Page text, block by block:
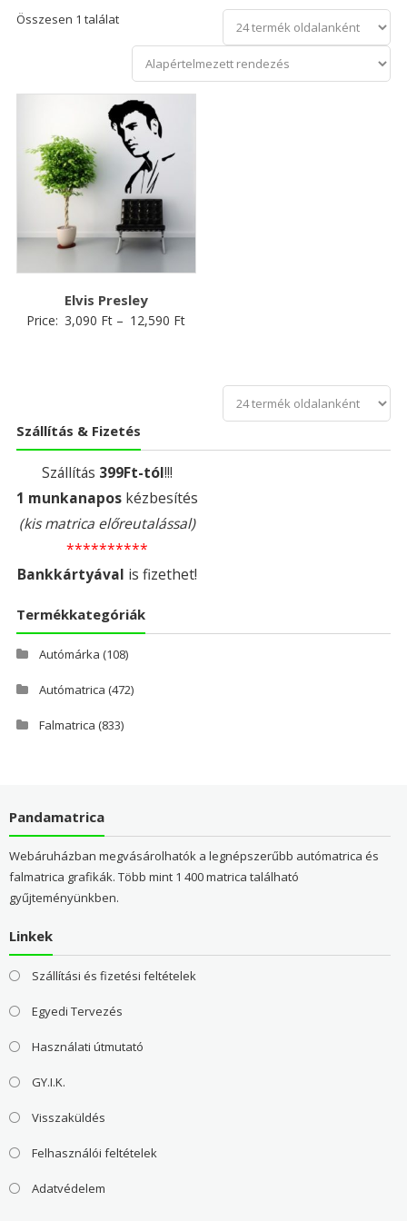
Összesen 1 találat
Elvis Presley
Price: 3,090 Ft – 12,590 Ft
Szállítás & Fizetés
Szállítás 399Ft-tól!!!
1 munkanaposkézbesítés
(kis matrica előreutalással)
**********
Bankkártyával is fizethet!
Termékkategóriák
Autómárka (108)
Autómatrica (472)
Falmatrica (833)
Pandamatrica
Webáruházban megvásárolhatók a legnépszerűbb autómatrica és
falmatrica grafikák. Több mint 1 400 matrica található
gyűjteményünkben.
Linkek
Szállítási és fizetési feltételek
Egyedi Tervezés
Használati útmutató
GY.I.K.
Visszaküldés
Felhasználói feltételek
Adatvédelem